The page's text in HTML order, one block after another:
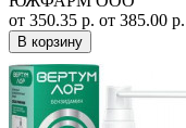
от 350.35 р. от 385.00 р.
В корзину